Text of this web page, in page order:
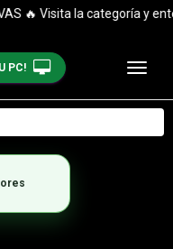
🔥 Visita la categoría y
PC!